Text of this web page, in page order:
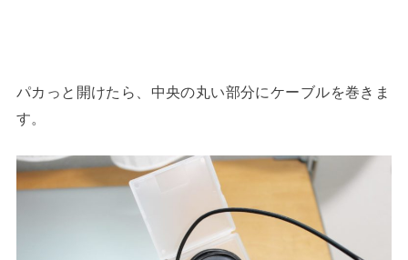
パカっと開けたら、中央の丸い部分にケーブルを巻きま
す。